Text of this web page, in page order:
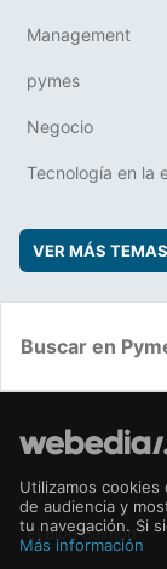
Management
pymes
Negocio
Tecnología en la
VER MÁS TEMAS
El Blog Salmón
Utilizamos
de audiencia y
tu navegación. Si
Más información